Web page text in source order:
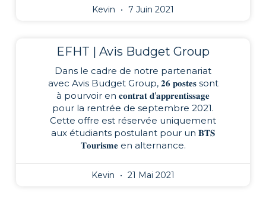
Kevin 7 Juin 2021
EFHT | Avis Budget Group
Dans le cadre de notre partenariat
avec Avis Budget Group, 𝟐𝟔 𝐩𝐨𝐬𝐭𝐞𝐬 sont
à pourvoir en 𝐜𝐨𝐧𝐭𝐫𝐚𝐭 𝐝’𝐚𝐩𝐩𝐫𝐞𝐧𝐭𝐢𝐬𝐬𝐚𝐠𝐞
pour la rentrée de septembre 2021.
Cette offre est réservée uniquement
aux étudiants postulant pour un 𝐁𝐓𝐒
𝐓𝐨𝐮𝐫𝐢𝐬𝐦𝐞 en alternance.
Kevin 21 Mai 2021